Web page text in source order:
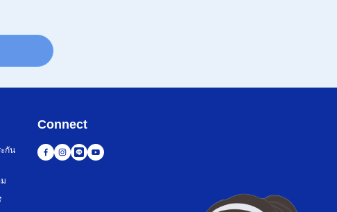
กัน
Connect